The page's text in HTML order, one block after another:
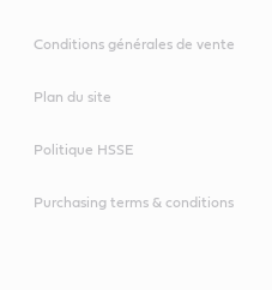
Conditions générales de vente
Plan du site
Politique HSSE
Purchasing terms & conditions